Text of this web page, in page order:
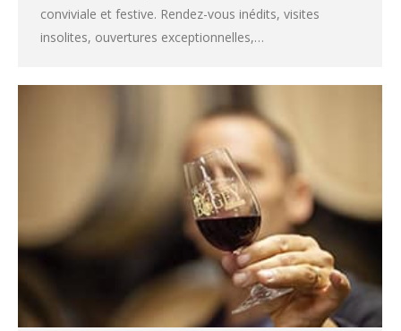
conviviale et festive. Rendez-vous inédits, visites
insolites, ouvertures exceptionnelles,…